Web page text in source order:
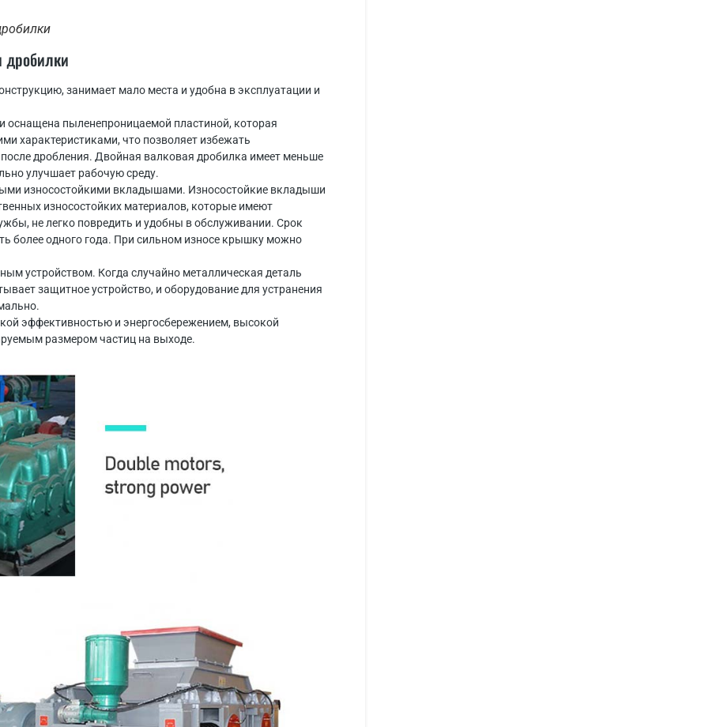
дробилки
занимает мало места и удобна в эксплуатации и
оснащена пыленепроницаемой пластиной, которая
характеристиками, что позволяет избежать
дробления. Двойная валковая дробилка имеет меньше
улучшает рабочую среду.
износостойкими вкладышами. Износостойкие вкладыши
износостойких материалов, которые имеют
не легко повредить и удобны в обслуживании. Срок
более одного года. При сильном износе крышку можно
устройством. Когда случайно металлическая деталь
защитное устройство, и оборудование для устранения
эффективностью и энергосбережением, высокой
размером частиц на выходе.